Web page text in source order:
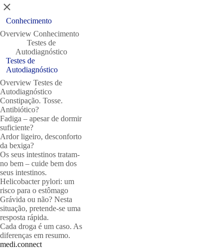
Close
Conhecimento
Overview Conhecimento
Testes de
Autodiagnóstico
Testes de
Autodiagnóstico
Overview Testes de
Autodiagnóstico
Constipação. Tosse.
Antibiótico?
Fadiga – apesar de dormir
suficiente?
Ardor ligeiro, desconforto
da bexiga?
Os seus intestinos tratam-
no bem – cuide bem dos
seus intestinos.
Helicobacter pylori: um
risco para o estômago
Grávida ou não? Nesta
situação, pretende-se uma
resposta rápida.
Cada droga é um caso. As
diferenças em resumo.
medi.connect